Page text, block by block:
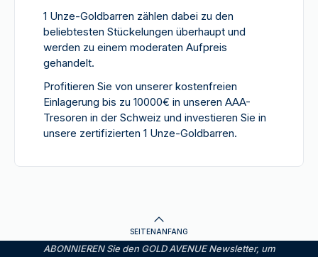
1 Unze-Goldbarren zählen dabei zu den
beliebtesten Stückelungen überhaupt und
werden zu einem moderaten Aufpreis
gehandelt.
Profitieren Sie von unserer kostenfreien
Einlagerung bis zu 10000€ in unseren AAA-
Tresoren in der Schweiz und investieren Sie in
unsere zertifizierten 1 Unze-Goldbarren.
SEITENANFANG
ABONNIEREN Sie den GOLD AVENUE Newsletter, um